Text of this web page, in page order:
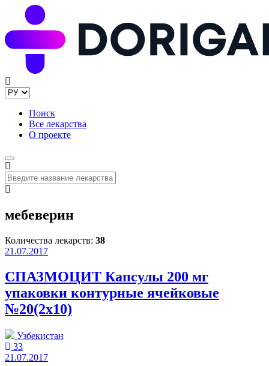
Поиск
Все лекарства
О проекте
мебеверин
Количества лекарств: 38
21.07.2017
СПАЗМОЦИТ Капсулы 200 мг
упаковки контурные ячейковые
№20(2x10)
Узбекистан
33
21.07.2017